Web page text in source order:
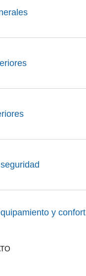
y confort